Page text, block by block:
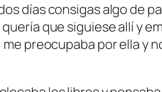
días consigas algo de
que siguiese allí y
preocupaba por ella y